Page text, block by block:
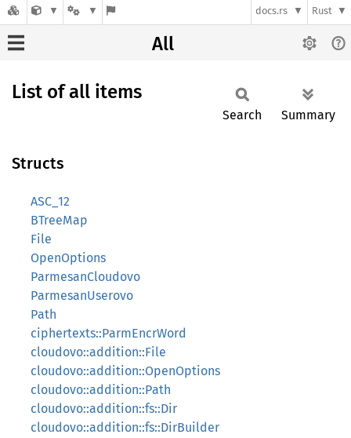
docs.rs Rust
All
List of all items
Search Summary
Structs
ASC_12
BTreeMap
File
OpenOptions
ParmesanCloudovo
ParmesanUserovo
Path
ciphertexts::ParmEncrWord
cloudovo::addition::File
cloudovo::addition::OpenOptions
cloudovo::addition::Path
cloudovo::addition::fs::Dir
cloudovo::addition::fs::DirBuilder